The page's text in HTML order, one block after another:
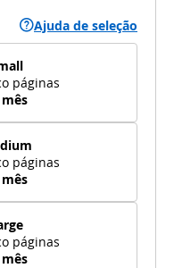
Ajuda de seleção
páginas
páginas
páginas